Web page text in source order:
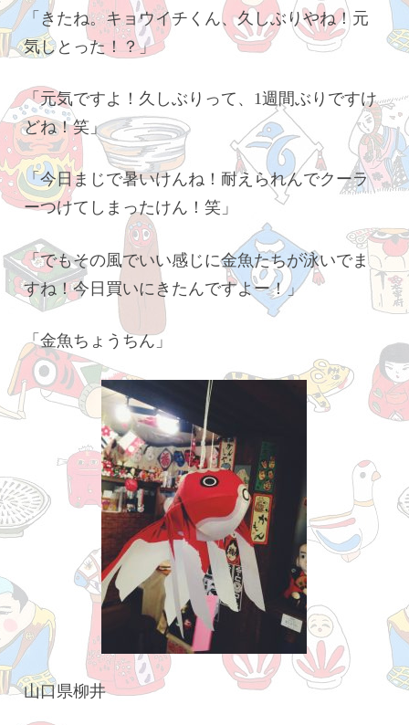
「きたね。キョウイチくん、久しぶりやね！元
気しとった！？」
「元気ですよ！久しぶりって、1週間ぶりですけ
どね！笑」
「今日まじで暑いけんね！耐えられんでクーラ
ーつけてしまったけん！笑」
「でもその風でいい感じに金魚たちが泳いでま
すね！今日買いにきたんですよー！」
「金魚ちょうちん」
山口県柳井